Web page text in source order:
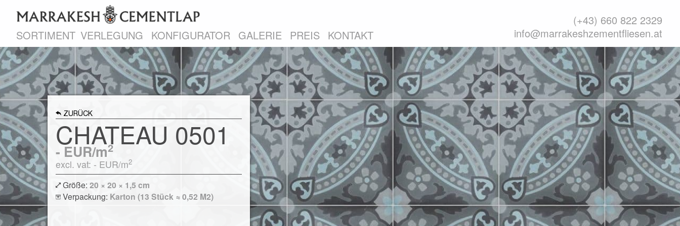
SORTIMENT VERLEGUNG KONFIGURATOR GALERIE PREIS KONTAKT
(+43) 660 822 2329
info@marrakeshzementfliesen.at
ZURÜCK
CHATEAU 0501
-EUR/m2
excl. vat: - EUR/m2
Größe:20 × 20 × 1,5 cm
Verpackung: Karton (13 Stück ≈ 0,52 M2)